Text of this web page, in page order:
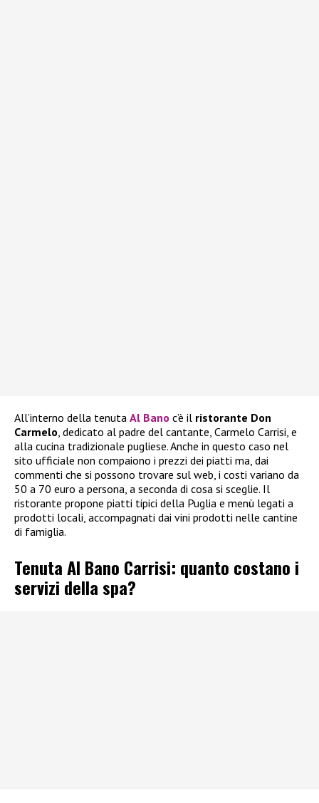
All’interno della tenuta Al Bano c’è il ristorante Don
Carmelo , dedicato al padre del cantante, Carmelo Carrisi, e
alla cucina tradizionale pugliese. Anche in questo caso nel
sito ufficiale non compaiono i prezzi dei piatti ma, dai
commenti che si possono trovare sul web, i costi variano da
50 a 70 euro a persona, a seconda di cosa si sceglie. Il
ristorante propone piatti tipici della Puglia e menù legati a
prodotti locali, accompagnati dai vini prodotti nelle cantine
di famiglia.
Tenuta Al Bano Carrisi: quanto costano i
servizi della spa?